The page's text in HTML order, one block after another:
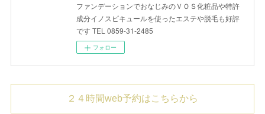
ファンデーションでおなじみのＶＯＳ化粧品や特許
成分イノスピキュールを使ったエステや脱毛も好評
です TEL 0859-31-2485
フォロー
２４時間web予約はこちらから